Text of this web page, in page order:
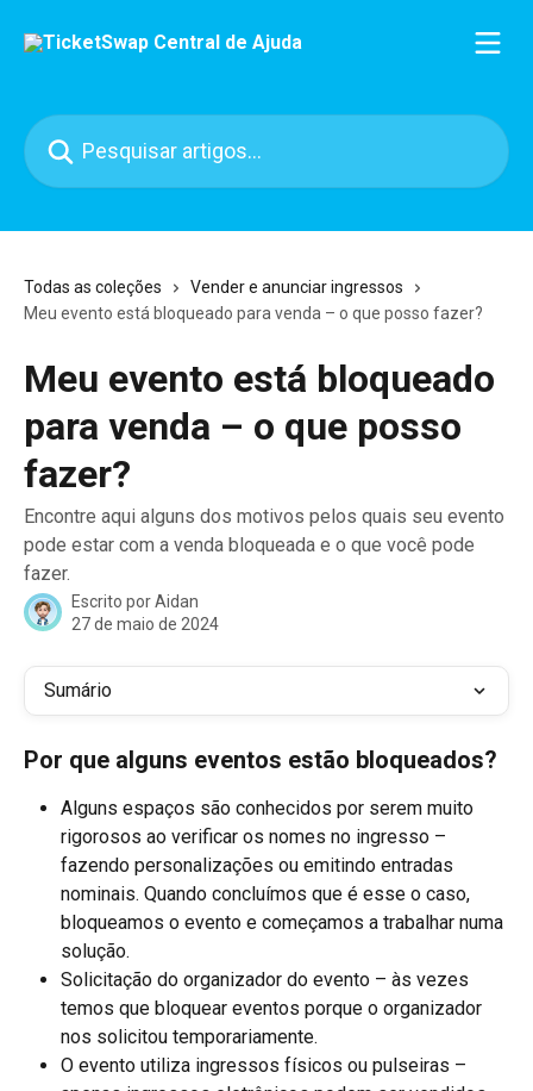
Pesquisar artigos...
Todas as coleções
Vender e anunciar ingressos
Meu evento está bloqueado para venda – o que posso fazer?
Meu evento está bloqueado
para venda – o que posso
fazer?
Encontre aqui alguns dos motivos pelos quais seu evento
pode estar com a venda bloqueada e o que você pode
fazer.
Escrito porAidan
27 de maio de 2024
Sumário
Por que alguns eventos estão bloqueados?
Alguns espaços são conhecidos por serem muito
rigorosos ao verificar os nomes no ingresso –
fazendo personalizações ou emitindo entradas
nominais. Quando concluímos que é esse o caso,
bloqueamos o evento e começamos a trabalhar numa
solução.
Solicitação do organizador do evento – às vezes
temos que bloquear eventos porque o organizador
nos solicitou temporariamente.
O evento utiliza ingressos físicos ou pulseiras –